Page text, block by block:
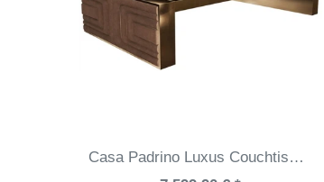
Casa Padrino Luxus Couchtisch Weiß / Gold / Taupe 160 x 90 x H. 36 cm - Moderner Wohnzimmertisch mit Calacatta Marmorplatte - Hotel Möbel - Luxus Qualität - Made in Italy